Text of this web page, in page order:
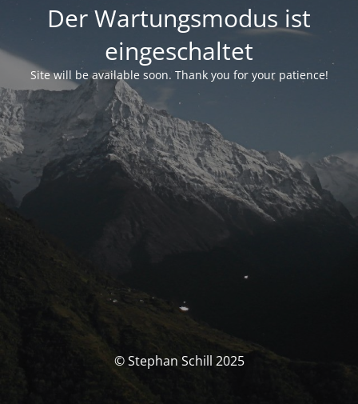
Der Wartungsmodus ist
eingeschaltet
Site will be available soon. Thank you for your patience!
© Stephan Schill 2025